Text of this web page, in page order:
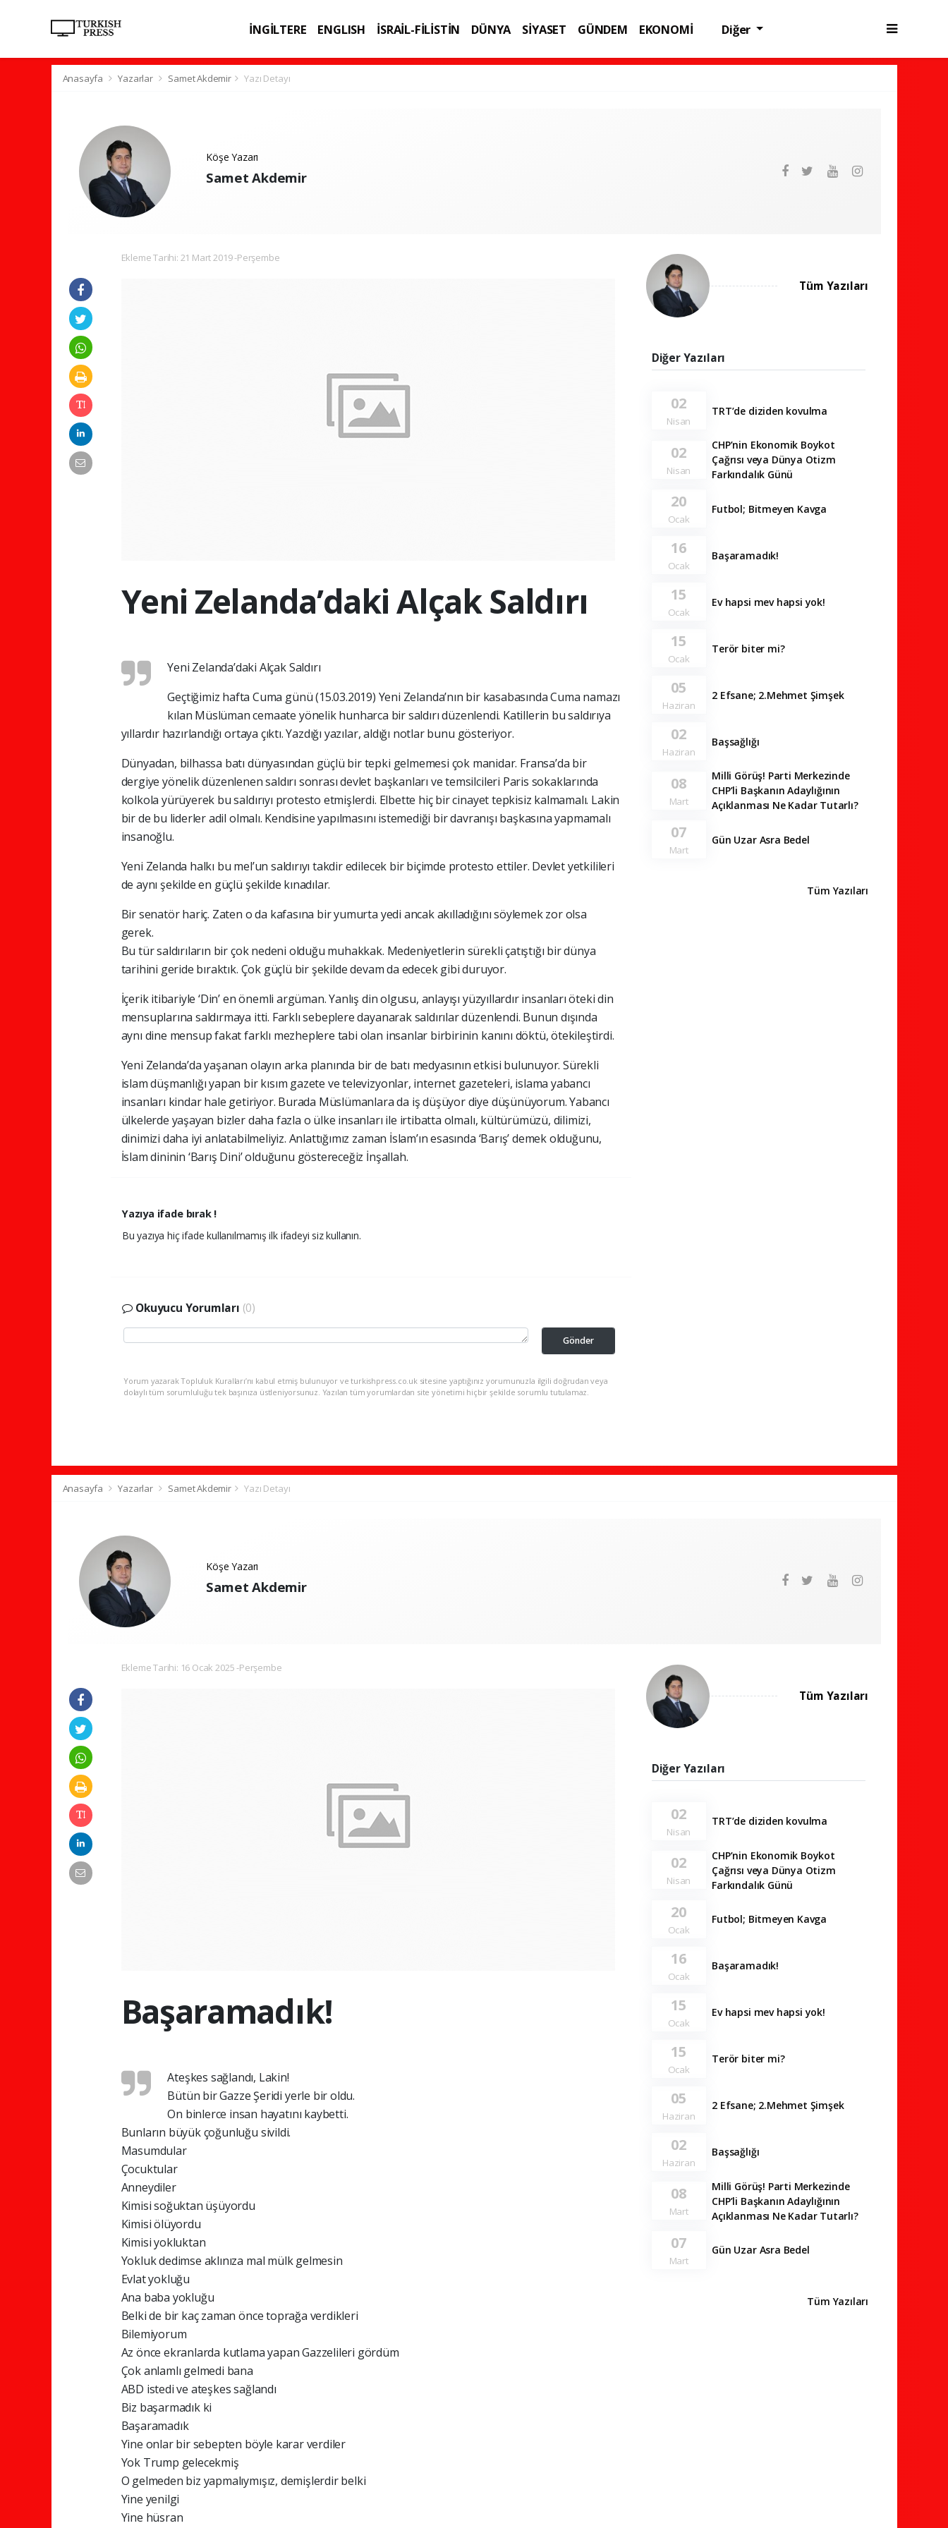
İNGİLTERE ENGLISH İSRAİL-FİLİSTİN DÜNYA SİYASET GÜNDEM
EKONOMİ
Diğer
Anasayfa Yazarlar Samet Akdemir Yazı Detayı
Köşe Yazarı
Samet Akdemir
Ekleme Tarihi: 21 Mart 2019 -Perşembe
Yeni Zelanda’daki Alçak Saldırı
Yeni Zelanda’daki Alçak Saldırı
Geçtiğimiz hafta Cuma günü (15.03.2019) Yeni Zelanda’nın bir kasabasında Cuma namazı
kılan Müslüman cemaate yönelik hunharca bir saldırı düzenlendi. Katillerin bu saldırıya
yıllardır hazırlandığı ortaya çıktı. Yazdığı yazılar, aldığı notlar bunu gösteriyor.
Dünyadan, bilhassa batı dünyasından güçlü bir tepki gelmemesi çok manidar. Fransa’da bir
dergiye yönelik düzenlenen saldırı sonrası devlet başkanları ve temsilcileri Paris sokaklarında
kolkola yürüyerek bu saldırıyı protesto etmişlerdi. Elbette hiç bir cinayet tepkisiz kalmamalı. Lakin
bir de bu liderler adil olmalı. Kendisine yapılmasını istemediği bir davranışı başkasına yapmamalı
insanoğlu.
Yeni Zelanda halkı bu mel’un saldırıyı takdir edilecek bir biçimde protesto ettiler. Devlet yetkilileri
de aynı şekilde en güçlü şekilde kınadılar.
Bir senatör hariç. Zaten o da kafasına bir yumurta yedi ancak akılladığını söylemek zor olsa
gerek.
Bu tür saldırıların bir çok nedeni olduğu muhakkak. Medeniyetlerin sürekli çatıştığı bir dünya
tarihini geride bıraktık. Çok güçlü bir şekilde devam da edecek gibi duruyor.
İçerik itibariyle ‘Din’ en önemli argüman. Yanlış din olgusu, anlayışı yüzyıllardır insanları öteki din
mensuplarına saldırmaya itti. Farklı sebeplere dayanarak saldırılar düzenlendi. Bunun dışında
aynı dine mensup fakat farklı mezheplere tabi olan insanlar birbirinin kanını döktü, ötekileştirdi.
Yeni Zelanda’da yaşanan olayın arka planında bir de batı medyasının etkisi bulunuyor. Sürekli
islam düşmanlığı yapan bir kısım gazete ve televizyonlar, internet gazeteleri, islama yabancı
insanları kindar hale getiriyor. Burada Müslümanlara da iş düşüyor diye düşünüyorum. Yabancı
ülkelerde yaşayan bizler daha fazla o ülke insanları ile irtibatta olmalı, kültürümüzü, dilimizi,
dinimizi daha iyi anlatabilmeliyiz. Anlattığımız zaman İslam’ın esasında ‘Barış’ demek olduğunu,
İslam dininin ‘Barış Dini’ olduğunu göstereceğiz İnşallah.
Yazıya ifade bırak !
Bu yazıya hiç ifade kullanılmamış ilk ifadeyi siz kullanın.
Okuyucu Yorumları (0)
Gönder
Yorum yazarak Topluluk Kuralları’nı kabul etmiş bulunuyor ve turkishpress.co.uk sitesine yaptığınız yorumunuzla ilgili doğrudan veya
dolaylı tüm sorumluluğu tek başınıza üstleniyorsunuz. Yazılan tüm yorumlardan site yönetimi hiçbir şekilde sorumlu tutulamaz.
Tüm Yazıları
Diğer Yazıları
02
Nisan
TRT’de diziden kovulma
02
Nisan
CHP’nin Ekonomik Boykot
Çağrısı veya Dünya Otizm
Farkındalık Günü
20
Ocak
Futbol; Bitmeyen Kavga
16
Ocak
Başaramadık!
15
Ocak
Ev hapsi mev hapsi yok!
15
Ocak
Terör biter mi?
05
Haziran
2 Efsane; 2.Mehmet Şimşek
02
Haziran
Başsağlığı
08
Mart
Milli Görüş! Parti Merkezinde
CHP’li Başkanın Adaylığının
Açıklanması Ne Kadar Tutarlı?
07
Mart
Gün Uzar Asra Bedel
Tüm Yazıları
Anasayfa Yazarlar Samet Akdemir Yazı Detayı
Köşe Yazarı
Samet Akdemir
Ekleme Tarihi: 16 Ocak 2025 -Perşembe
Başaramadık!
Ateşkes sağlandı, Lakin!
Bütün bir Gazze Şeridi yerle bir oldu.
On binlerce insan hayatını kaybetti.
Bunların büyük çoğunluğu sivildi.
Masumdular
Çocuktular
Anneydiler
Kimisi soğuktan üşüyordu
Kimisi ölüyordu
Kimisi yokluktan
Yokluk dedimse aklınıza mal mülk gelmesin
Evlat yokluğu
Ana baba yokluğu
Belki de bir kaç zaman önce toprağa verdikleri
Bilemiyorum
Az önce ekranlarda kutlama yapan Gazzelileri gördüm
Çok anlamlı gelmedi bana
ABD istedi ve ateşkes sağlandı
Biz başarmadık ki
Başaramadık
Yine onlar bir sebepten böyle karar verdiler
Yok Trump gelecekmiş
O gelmeden biz yapmalıymışız, demişlerdir belki
Yine yenilgi
Yine hüsran
Tüm Yazıları
Diğer Yazıları
02
Nisan
TRT’de diziden kovulma
02
Nisan
CHP’nin Ekonomik Boykot
Çağrısı veya Dünya Otizm
Farkındalık Günü
20
Ocak
Futbol; Bitmeyen Kavga
16
Ocak
Başaramadık!
15
Ocak
Ev hapsi mev hapsi yok!
15
Ocak
Terör biter mi?
05
Haziran
2 Efsane; 2.Mehmet Şimşek
02
Haziran
Başsağlığı
08
Mart
Milli Görüş! Parti Merkezinde
CHP’li Başkanın Adaylığının
Açıklanması Ne Kadar Tutarlı?
07
Mart
Gün Uzar Asra Bedel
Tüm Yazıları